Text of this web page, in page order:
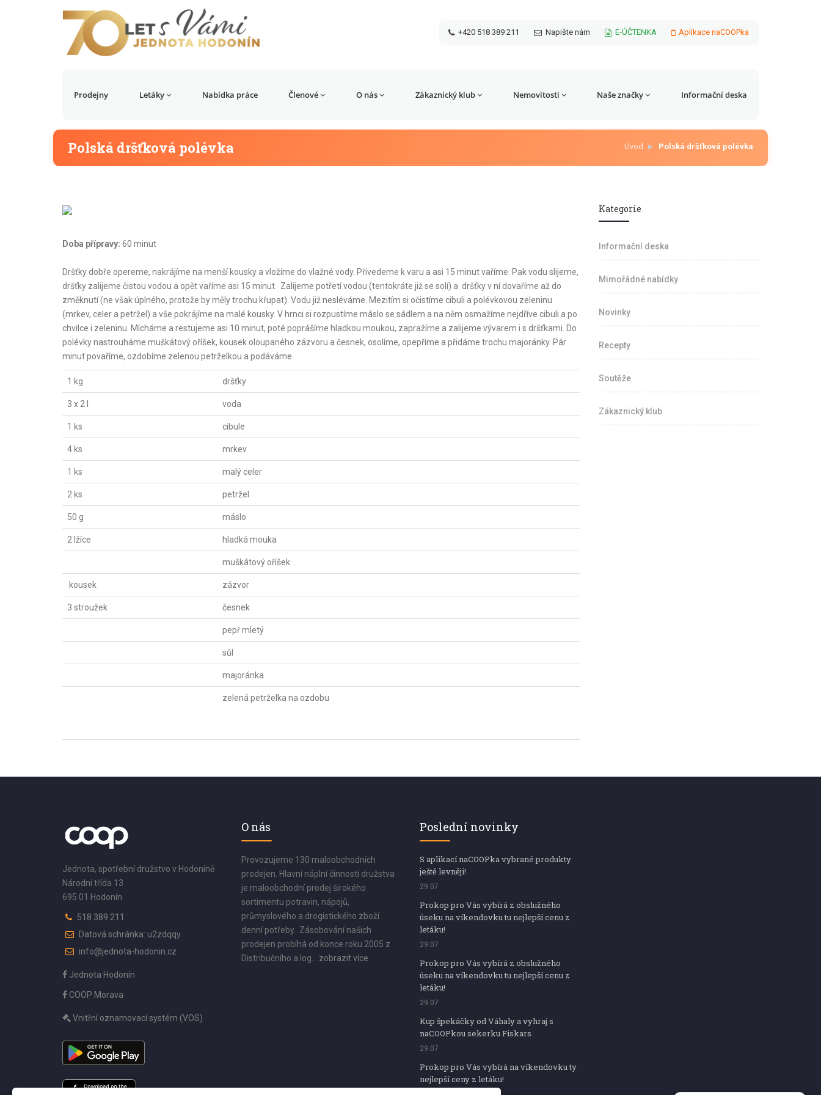
+420 518 389 211 Napište nám E-ÚČTENKA Aplikace naCOOPka
Prodejny Letáky Nabídka práce Členové O nás Zákaznický klub Nemovitosti Naše značky Informační deska
Polská dršťková polévka Úvod Polská dršťková polévka
Doba přípravy: 60 minut
Dršťky dobře opereme, nakrájíme na menší kousky a vložíme do vlažné vody. Přivedeme k varu a asi 15 minut vaříme. Pak vodu slijeme,
dršťky zalijeme čistou vodou a opět vaříme asi 15 minut. Zalijeme potřetí vodou (tentokráte již se solí) a dršťky v ní dovaříme až do
změknutí (ne však úplného, protože by měly trochu křupat). Vodu již nesléváme. Mezitím si očistíme cibuli a polévkovou zeleninu
(mrkev, celer a petržel) a vše pokrájíme na malé kousky. V hrnci si rozpustíme máslo se sádlem a na něm osmažíme nejdříve cibuli a po
chvilce i zeleninu. Mícháme a restujeme asi 10 minut, poté poprášíme hladkou moukou, zapražíme a zalijeme vývarem i s dršťkami. Do
polévky nastrouháme muškátový oříšek, kousek oloupaného zázvoru a česnek, osolíme, opepříme a přidáme trochu majoránky. Pár
minut povaříme, ozdobíme zelenou petrželkou a podáváme.
1 kg dršťky
3 x 2 l voda
1 ks cibule
4 ks mrkev
1 ks malý celer
2 ks petržel
50 g máslo
2 lžíce hladká mouka
muškátový oříšek
kousek zázvor
3 stroužek česnek
pepř mletý
sůl
majoránka
zelená petrželka na ozdobu
Kategorie
Informační deska
Mimořádné nabídky
Novinky
Recepty
Soutěže
Zákaznický klub
Jednota, spotřební družstvo v Hodoníně
Národní třída 13
695 01 Hodonín
518 389 211
Datová schránka: u2zdqqy
info@jednota-hodonin.cz
Jednota Hodonín
COOP Morava
Vnitřní oznamovací systém (VOS)
O nás
Provozujeme 130 maloobchodních
prodejen. Hlavní náplní činnosti družstva
je maloobchodní prodej širokého
sortimentu potravin, nápojů,
průmyslového a drogistického zboží
denní potřeby. Zásobování našich
prodejen probíhá od konce roku 2005 z
Distribučního a log... zobrazit více
Poslední novinky
S aplikací naCOOPka vybrané produkty
ještě levněji!
29.07
Prokop pro Vás vybírá z obslužného
úseku na víkendovku tu nejlepší cenu z
letáku!
29.07
Prokop pro Vás vybírá z obslužného
úseku na víkendovku tu nejlepší cenu z
letáku!
29.07
Kup špekáčky od Váhaly a vyhraj s
naCOOPkou sekerku Fiskars
29.07
Prokop pro Vás vybírá na víkendovku ty
nejlepší ceny z letáku!